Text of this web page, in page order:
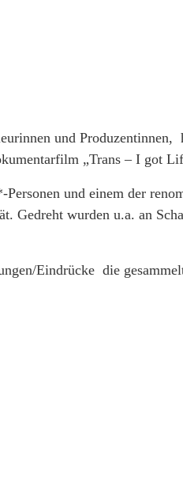
und Produzentinnen,
„Trans – I got
und einem der
Gedreht wurden u.a. an
Eindrücke die